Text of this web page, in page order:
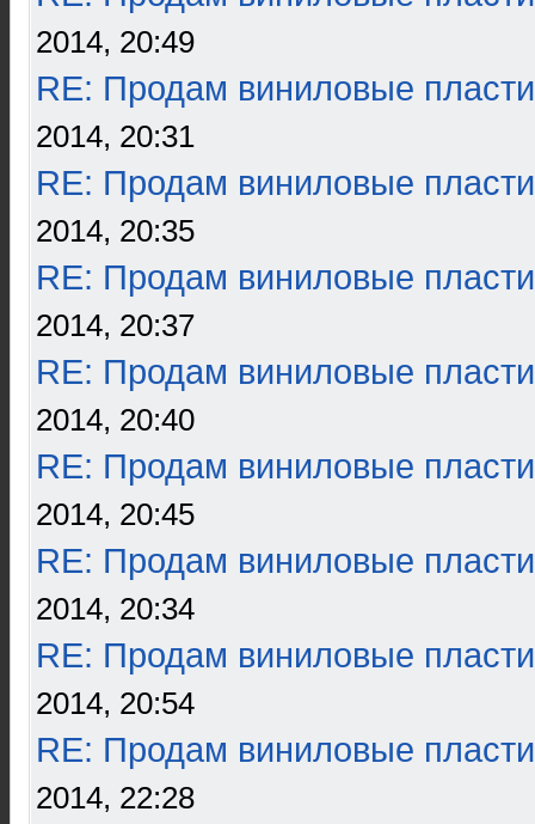
2014, 20:49
RE: Продам виниловые
2014, 20:31
RE: Продам виниловые
2014, 20:35
RE: Продам виниловые
2014, 20:37
RE: Продам виниловые
2014, 20:40
RE: Продам виниловые
2014, 20:45
RE: Продам виниловые
2014, 20:34
RE: Продам виниловые
2014, 20:54
RE: Продам виниловые
2014, 22:28